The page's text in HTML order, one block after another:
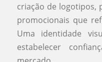
criação de logotipos,
promocionais que
Uma identidade
estabelecer